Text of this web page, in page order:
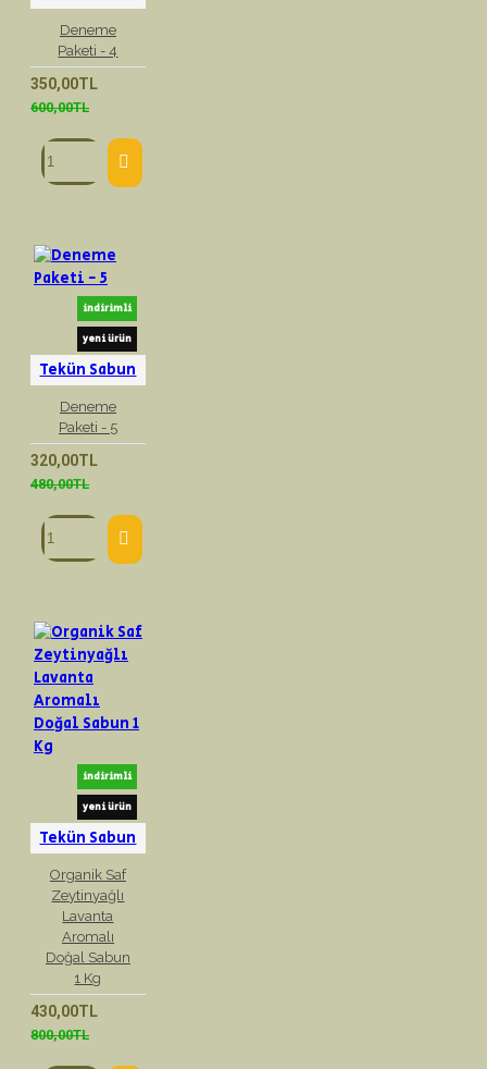
Deneme
Paketi - 4
350,00TL
600,00TL
indirimli
yeni ürün
Tekün Sabun
Deneme
Paketi - 5
320,00TL
480,00TL
indirimli
yeni ürün
Tekün Sabun
Organik Saf
Zeytinyağlı
Lavanta
Aromalı
Doğal Sabun
1 Kg
430,00TL
800,00TL